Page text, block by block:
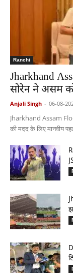
Ranchi
Jharkhand
सोरेन ने असम
Anjali Singh - 06-08-
Jharkhand Assam
की मदद के लिए मानवीय